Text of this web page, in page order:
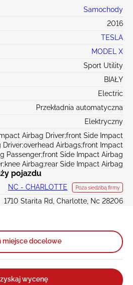
Samochody
2016
TESLA
MODEL X
Sport Utility
BIAŁY
Electric
Przekładnia automatyczna
Elektryczny
Airbag Driver;front Side Impact
Driver;overhead Airbags;front Impact
Passenger;front Side Impact Airbag
Airbag;rear Side Impact Airbag
pojazdu
NC - CHARLOTTE Poza siedzibą firmy
1710 Starita Rd, Charlotte, Nc 28206
miejsce docelowe
wycenę